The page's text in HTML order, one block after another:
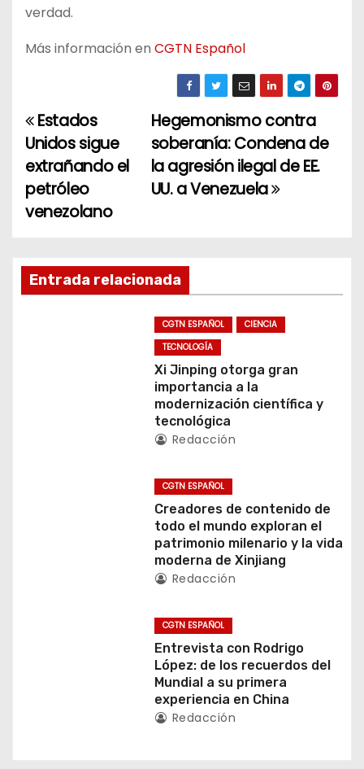
verdad.
Más información en CGTN Español
N
a
v
g
a
Hegemonismo contra
soberanía: Condena de
la agresión ilegal de EE.
UU. a Venezuela
Estados
Unidos sigue
extrañando el
petróleo
venezolano
Entrada relacionada
CGTN ESPAÑOL
CIENCIA
TECNOLOGÍA
Xi Jinping otorga gran
importancia a la
modernización científica y
tecnológica
Redacción
CGTN ESPAÑOL
Creadores de contenido de
todo el mundo exploran el
patrimonio milenario y la vida
moderna de Xinjiang
Redacción
CGTN ESPAÑOL
Entrevista con Rodrigo
López: de los recuerdos del
Mundial a su primera
experiencia en China
Redacción